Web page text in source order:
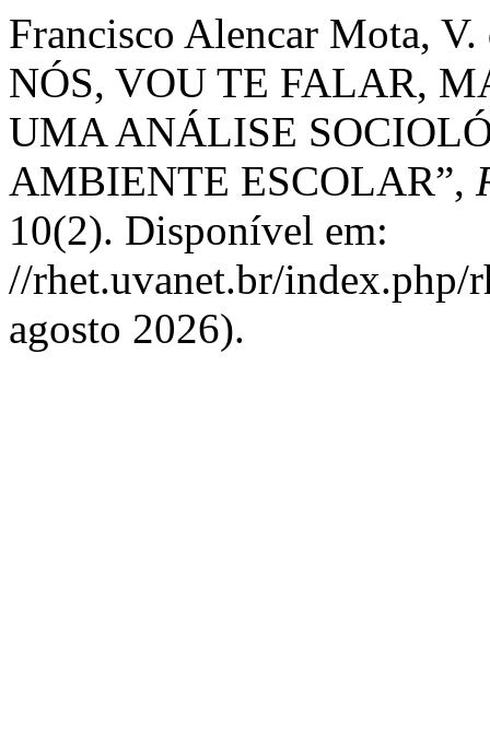
Francisco Alencar Mota,
NÓS, VOU TE FALAR,
UMA ANÁLISE
AMBIENTE ESCOLAR”,
10(2). Disponível em:
//rhet.uvanet.br/index.php/
agosto 2026).